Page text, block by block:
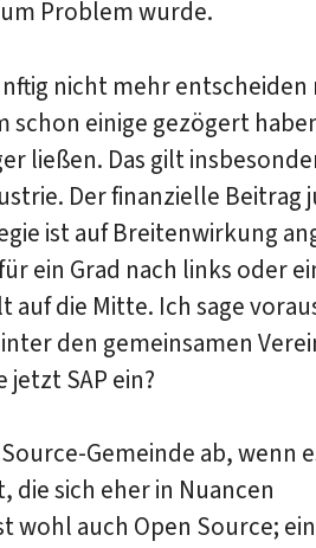
Problem wurde.
nicht mehr entscheiden
schon einige gezögert
ließen. Das gilt
Der finanzielle Beitrag
ist auf Breitenwirkung
ein Grad nach links oder
die Mitte. Ich sage
den gemeinsamen
SAP ein?
Gemeinde ab, wenn
die sich eher in Nuancen
wohl auch Open Source;